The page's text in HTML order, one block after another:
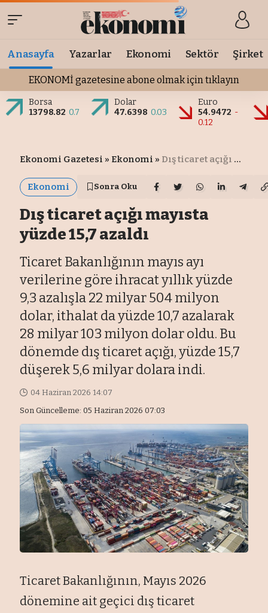
Anasayfa Yazarlar Ekonomi Sektör Şirket
EKONOMİ gazetesine abone olmak için tıklayın
Borsa
13798.82 0.7
Dolar
47.6398 0.03
Euro
54.9472 -
0.12
Ekonomi Gazetesi » Ekonomi » Dış ticaret açığı mayısta yüzde 15,7 azaldı
Ekonomi Sonra Oku
Dış ticaret açığı mayısta
yüzde 15,7 azaldı
Ticaret Bakanlığının mayıs ayı
verilerine göre ihracat yıllık yüzde
9,3 azalışla 22 milyar 504 milyon
dolar, ithalat da yüzde 10,7 azalarak
28 milyar 103 milyon dolar oldu. Bu
dönemde dış ticaret açığı, yüzde 15,7
düşerek 5,6 milyar dolara indi.
Son Güncelleme: 05 Haziran 2026 07:03
04 Haziran 2026 14:07
Ticaret Bakanlığının, Mayıs 2026
dönemine ait geçici dış ticaret